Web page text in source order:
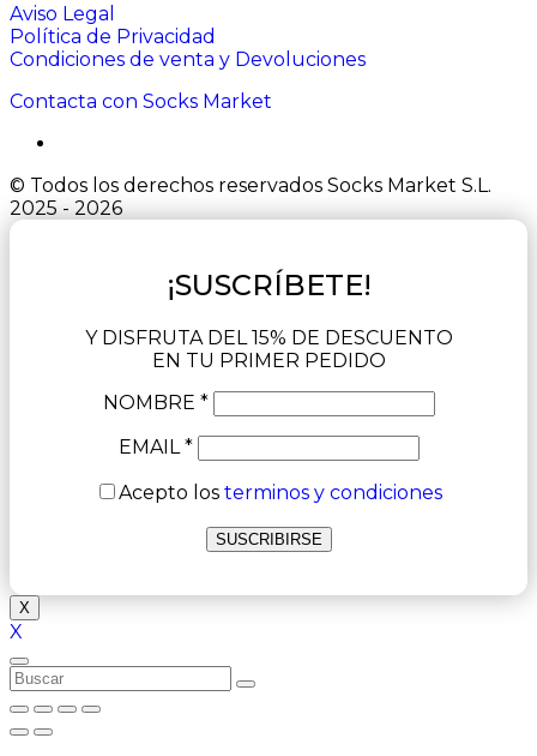
Aviso Legal
Política de Privacidad
Condiciones de venta y Devoluciones
Contacta con Socks Market
© Todos los derechos reservados Socks Market S.L.
2025 - 2026
¡SUSCRÍBETE!
Y DISFRUTA DEL 15% DE DESCUENTO
EN TU PRIMER PEDIDO
NOMBRE *
EMAIL *
Acepto los terminos y condiciones
X
X